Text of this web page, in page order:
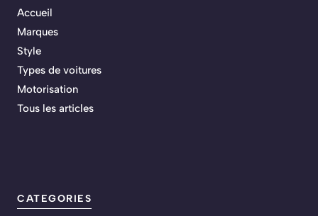
Accueil
Marques
Style
Types de voitures
Motorisation
Tous les articles
CATEGORIES